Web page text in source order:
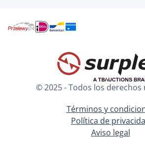
© 2025 - Todos los derechos
Términos y
Política de
Aviso legal